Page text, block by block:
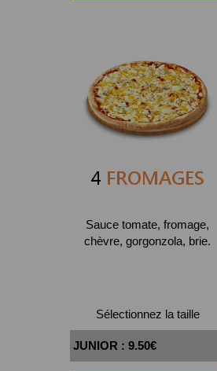
4 FROMAGES
Sauce tomate, fromage,
chèvre, gorgonzola, brie.
Sélectionnez la taille